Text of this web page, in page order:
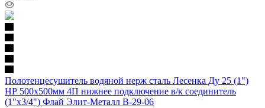
Полотенцесушитель водяной нерж сталь Лесенка Ду 25 (1")
НР 500х500мм 4П нижнее подключение в/к соединитель
(1"х3/4") Флай Элит-Металл В-29-06